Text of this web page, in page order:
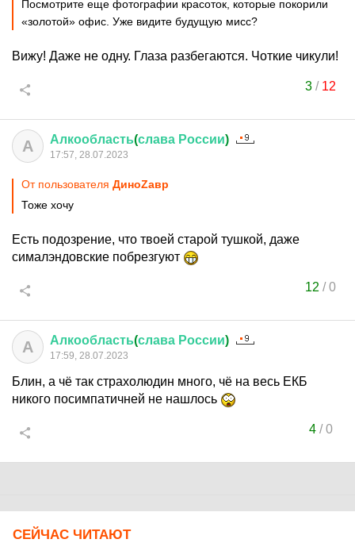
Посмотрите еще фотографии красоток, которые покорили
«золотой» офис. Уже видите будущую мисс?
Вижу! Даже не одну. Глаза разбегаются. Чоткие чикули!
3 / 12
А Алкообласть(слава России)
17:57, 28.07.2023
От пользователя ДиноZавp
Тоже хочу
Есть подозрение, что твоей старой тушкой, даже
сималэндовские побрезгуют
12 /0
А Алкообласть(слава России)
17:59, 28.07.2023
Блин, а чё так страхолюдин много, чё на весь ЕКБ
никого посимпатичней не нашлось
4/0
СЕЙЧАС ЧИТАЮТ